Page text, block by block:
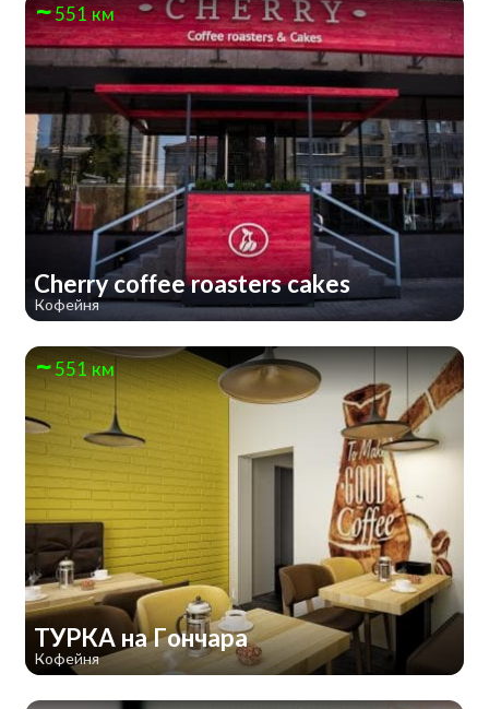
551 км
Cherry coffee roasters cakes
Кофейня
551 км
ТУРКА на Гончара
Кофейня